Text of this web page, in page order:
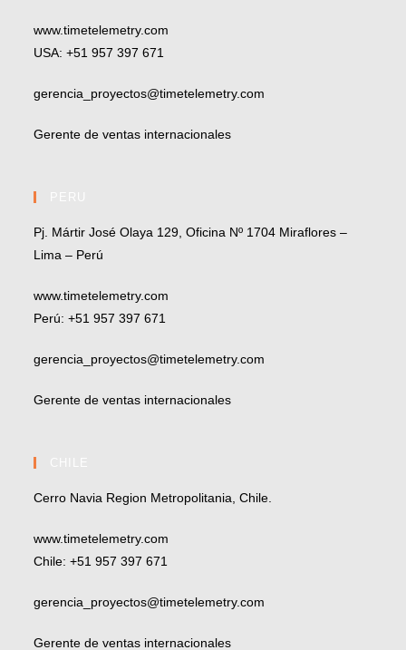
www.timetelemetry.com
USA: +51 957 397 671
gerencia_proyectos@timetelemetry.com
Gerente de ventas internacionales
Pj. Mártir José Olaya 129, Oficina Nº 1704 Miraflores –
Lima – Perú
www.timetelemetry.com
Perú: +51 957 397 671
gerencia_proyectos@timetelemetry.com
Gerente de ventas internacionales
Cerro Navia Region Metropolitania, Chile.
www.timetelemetry.com
Chile: +51 957 397 671
gerencia_proyectos@timetelemetry.com
Gerente de ventas internacionales